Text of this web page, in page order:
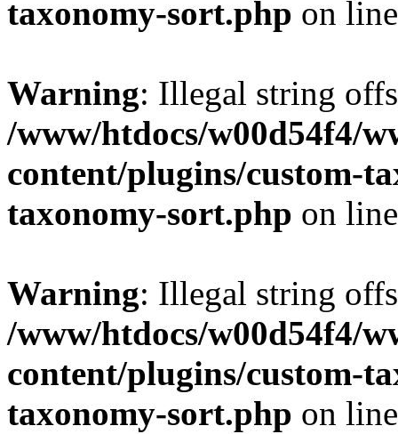
taxonomy-sort.php on
Warning: Illegal string
/www/htdocs/w00d54f4/
content/plugins/custom-
taxonomy-sort.php on
Warning: Illegal string
/www/htdocs/w00d54f4/
content/plugins/custom-
taxonomy-sort.php on